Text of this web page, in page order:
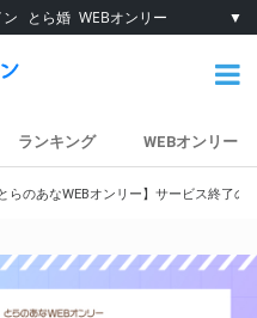
とら婚 WEBオンリー ▼
ランキング WEBオンリー
とらのあなWEBオンリー】サービス終了の